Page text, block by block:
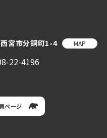
宮市分銅町1-4 MAP
22-4196
ページ